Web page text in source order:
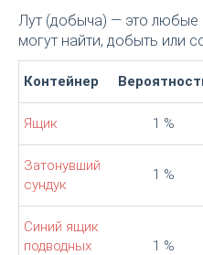
Лут (добыча) — это любые
могут найти, добыть или
Контейнер
Ящик 1 %
Затонувший
сундук
1 %
Синий ящик
подводных
1 %